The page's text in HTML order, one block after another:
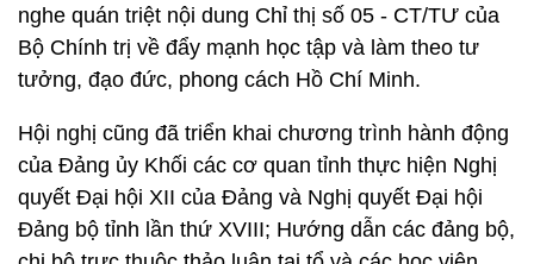
nghe quán triệt nội dung Chỉ thị số 05 - CT/TƯ của
Bộ Chính trị về đẩy mạnh học tập và làm theo tư
tưởng, đạo đức, phong cách Hồ Chí Minh.
Hội nghị cũng đã triển khai chương trình hành động
của Đảng ủy Khối các cơ quan tỉnh thực hiện Nghị
quyết Đại hội XII của Đảng và Nghị quyết Đại hội
Đảng bộ tỉnh lần thứ XVIII; Hướng dẫn các đảng bộ,